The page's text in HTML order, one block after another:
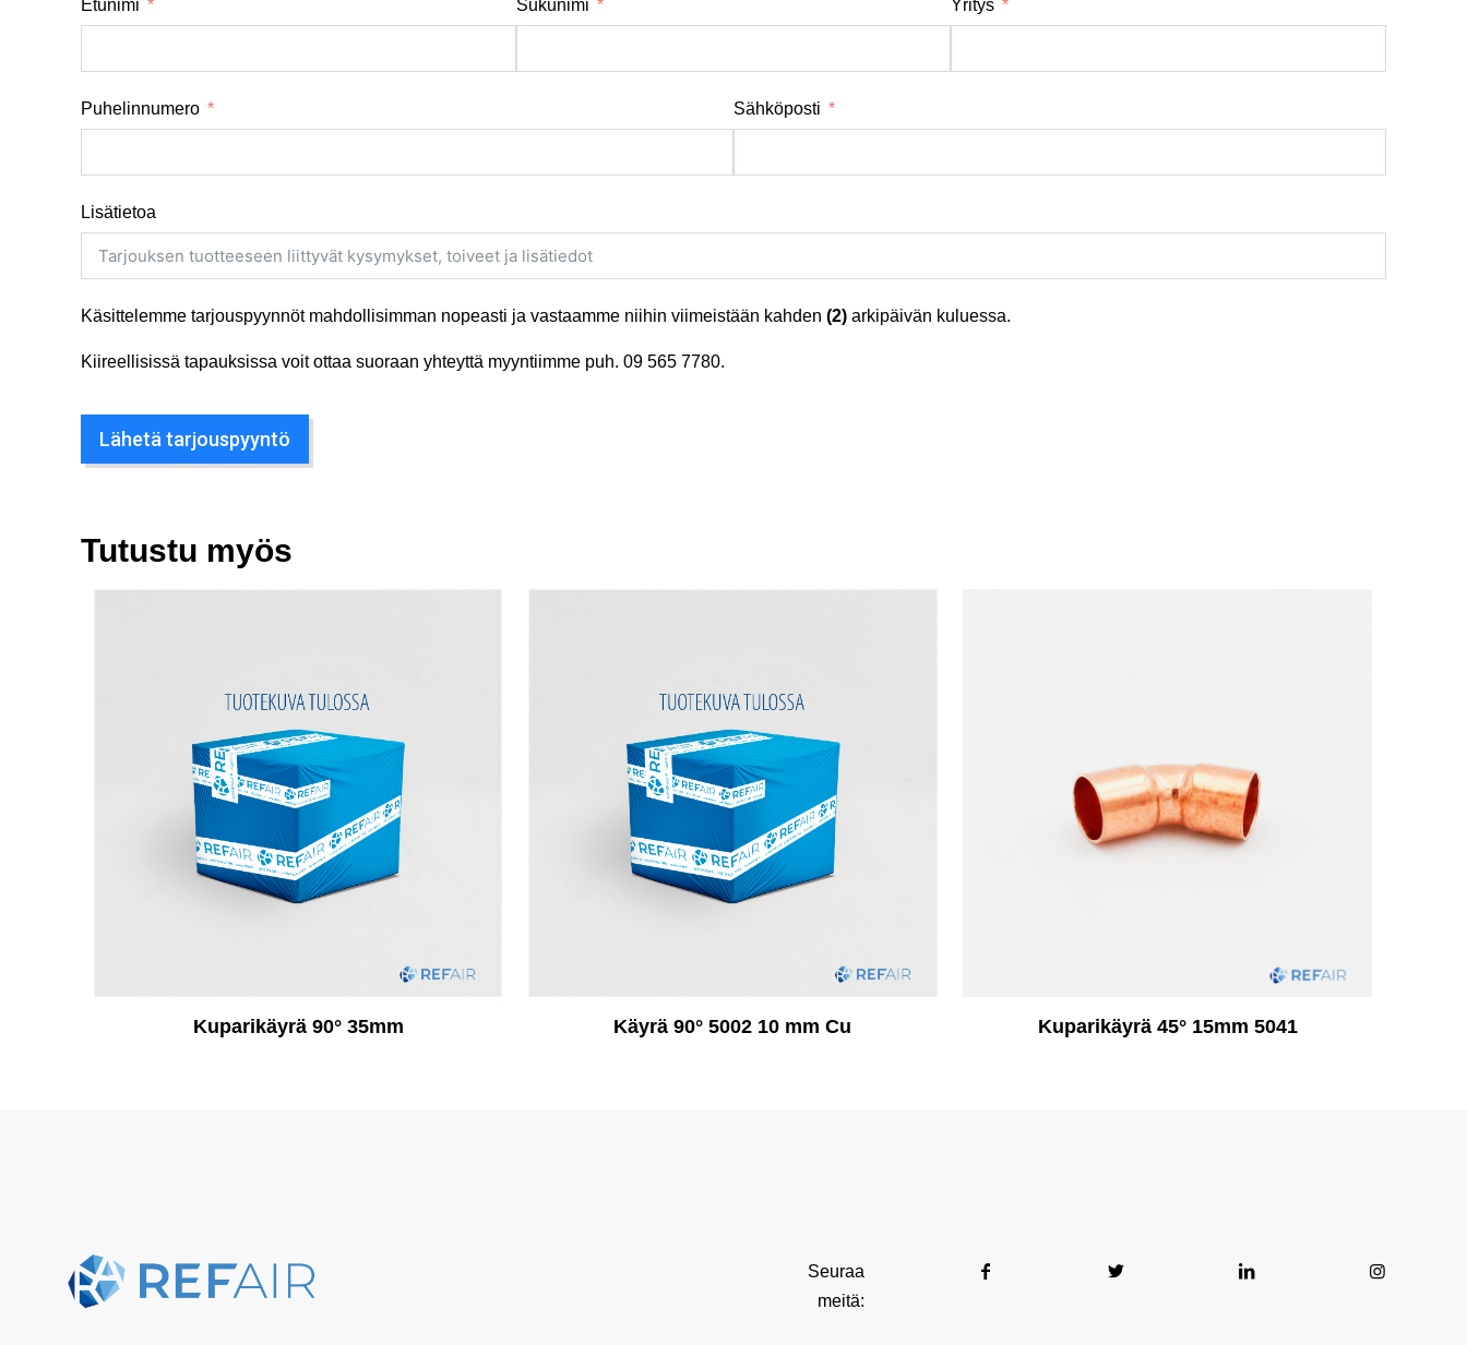
Etunimi Sukunimi Yritys
Puhelinnumero Sähköposti
Lisätietoa
Käsittelemme tarjouspyynnöt mahdollisimman nopeasti ja vastaamme niihin viimeistään kahden (2) arkipäivän kuluessa.
Kiireellisissä tapauksissa voit ottaa suoraan yhteyttä myyntiimme puh. 09 565 7780.
Lähetä tarjouspyyntö
Tutustu myös
Kuparikäyrä 90° 35mm Käyrä 90° 5002 10 mm Cu Kuparikäyrä 45° 15mm 5041
Seuraa
meitä: